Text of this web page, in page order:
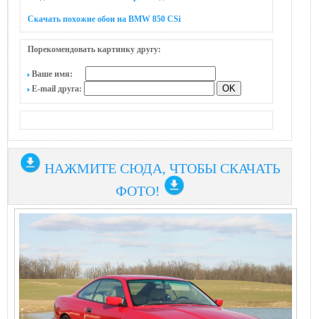
Скачать похожие обои на BMW 850 CSi
Порекомендовать картинку другу:
Ваше имя:
E-mail друга:
НАЖМИТЕ СЮДА, ЧТОБЫ СКАЧАТЬ
ФОТО!